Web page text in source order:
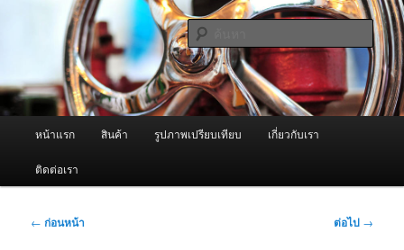
หลัก ผู้นำเข้าเครื่องพ่นหมอกควัน Best
Fogger / Fogger One และ อะไหล่
จำหน่ายเครื่องพ่นหมอกควัน คุณภาพดี บริการด้วยความจริงใจ
ค้นหา
หน้าแรก สินค้า รูปภาพเปรียบเทียบ เกี่ยวกับเรา
ติดต่อเรา
เมนู
← ก่อนหน้า ต่อไป →